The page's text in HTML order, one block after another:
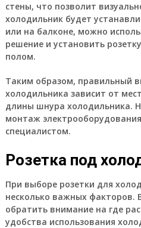
стены, что позволит
холодильник будет
или на балконе, можно
решение и установить
полом.
Таким образом, правильный
холодильника зависит от
длины шнура холодильника.
монтаж
специалистом.
Розетка под
При выборе розетки для
несколько важных факторов.
обратить внимание на где
удобства использования